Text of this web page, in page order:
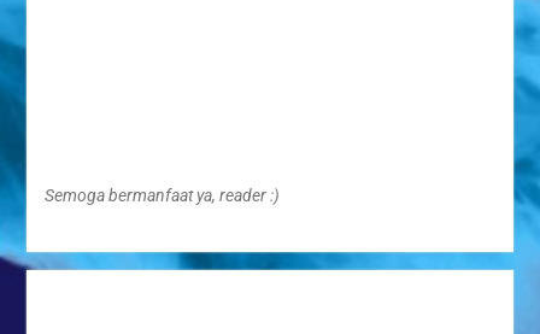
Semoga bermanfaat ya, reader :)